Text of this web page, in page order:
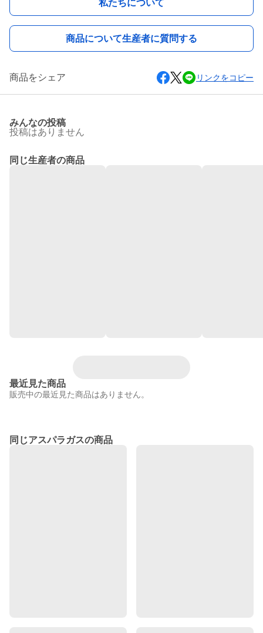
私たちについて
商品について生産者に質問する
商品をシェア リンクをコピー
みんなの投稿
投稿はありません
同じ生産者の商品
最近見た商品
販売中の最近見た商品はありません。
同じアスパラガスの商品